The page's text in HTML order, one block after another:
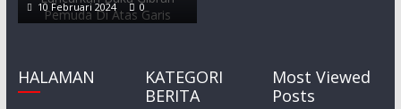
10 Februari 2024 0
HALAMAN
KATEGORI
BERITA
Most Viewed
Posts